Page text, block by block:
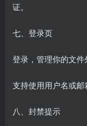
证。
七、登录页
登录，管理你的文件
支持使用用户名或邮
八、封禁提示